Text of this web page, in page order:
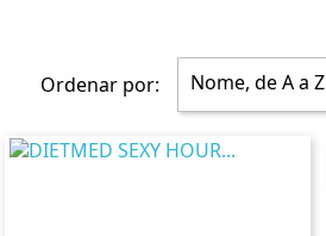
Ordenar por: Nome, de A a Z